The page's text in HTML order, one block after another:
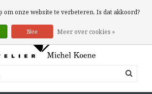
0 Artikelen
om onze website te verbeteren. Is dat akkoord?
Nee Meer over cookies »